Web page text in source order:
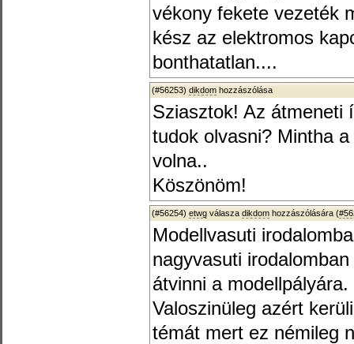
vékony fekete vezeték
kész az elektromos
bonthatatlan....
(#56253) dikdom hozzászólása
Sziasztok! Az átmeneti
tudok olvasni? Mintha
volna..
Köszönöm!
(#56254) etwg válasza dikdom hozzászólására (
Modellvasuti
nagyvasuti
átvinni a modellpályára.
Valoszinüleg azért
témát mert ez némileg